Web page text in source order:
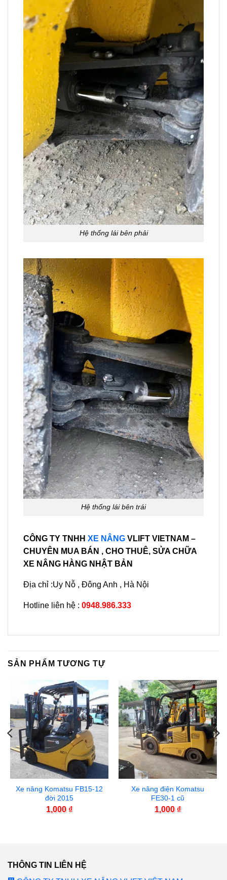
Hệ thống lái bên phải
Hệ thống lái bên trái
CÔNG TY TNHH XE NÂNG VLIFT VIETNAM –
CHUYÊN MUA BÁN , CHO THUÊ, SỬA CHỮA
XE NÂNG HÀNG NHẬT BẢN
Địa chỉ :Uy Nỗ , Đông Anh , Hà Nội
Hotline liên hệ : 0948.986.333
SẢN PHẨM TƯƠNG TỰ
Xe nâng Komatsu FB15-12
đời 2015
1,000 ₫
Xe nâng điện Komatsu
FE30-1 cũ
1,000 ₫
THÔNG TIN LIÊN HỆ